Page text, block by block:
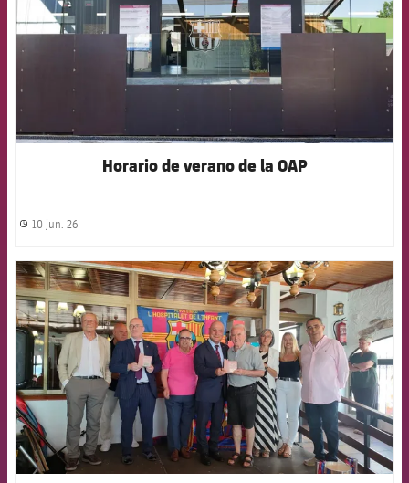
Horario de verano de la OAP
label.share.clock
10 jun. 26
FCB Barcelona badge